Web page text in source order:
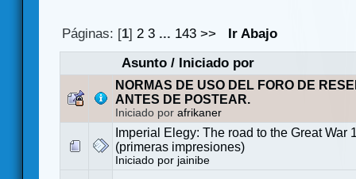
Páginas: [1]2 3 ... 143 >>
Ir Abajo
Asunto/ Iniciado por
NORMAS DE USO DEL FORO DE
ANTES DE POSTEAR.
Iniciado por afrikaner
Imperial Elegy: The road to the Great War
(primeras impresiones)
Iniciado por jainibe